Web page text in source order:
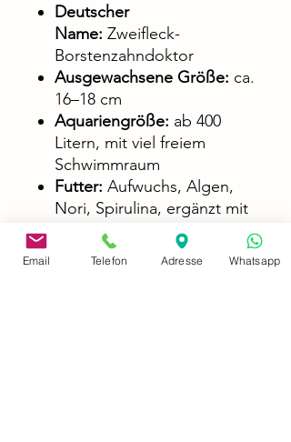
Deutscher
Name: Zweifleck-
Borstenzahndoktor
Ausgewachsene Größe: ca.
16–18 cm
Aquariengröße: ab 400
Litern, mit viel freiem
Schwimmraum
Futter: Aufwuchs, Algen,
Nori, Spirulina, ergänzt mit
feinem Frostfutter
Schwierigkeitsgrad:
Mittel,
Email Telefon Adresse Whatsapp